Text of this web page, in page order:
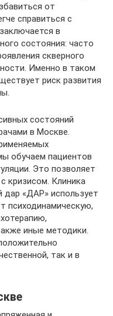
от
справиться с
в
состояния: часто
скверного
Именно в таком
риск развития
состояний
в Москве.
обучаем пациентов
Это позволяет
кризисом. Клиника
дар «ДАР» использует
психодинамическую,
иные методики.
так и в